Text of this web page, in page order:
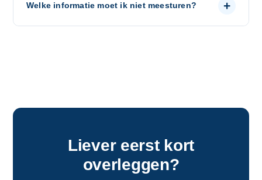
Welke informatie moet ik niet meesturen? +
Liever eerst kort
overleggen?